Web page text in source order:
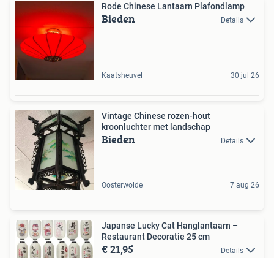
Rode Chinese Lantaarn Plafondlamp
Bieden Details
Kaatsheuvel 30 jul 26
Vintage Chinese rozen-hout
kroonluchter met landschap
Bieden Details
Oosterwolde 7 aug 26
Japanse Lucky Cat Hanglantaarn –
Restaurant Decoratie 25 cm
€ 21,95 Details